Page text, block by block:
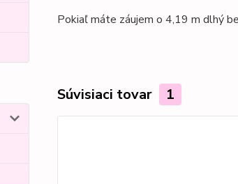
Pokiaľ máte záujem o 4,19 m dlhý
Súvisiaci tovar 1